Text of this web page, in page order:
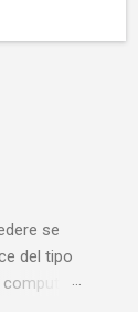
se
del tipo
computer